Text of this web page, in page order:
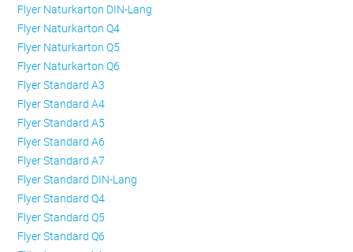
Flyer Naturkarton DIN-Lang
Flyer Naturkarton Q4
Flyer Naturkarton Q5
Flyer Naturkarton Q6
Flyer Standard A3
Flyer Standard A4
Flyer Standard A5
Flyer Standard A6
Flyer Standard A7
Flyer Standard DIN-Lang
Flyer Standard Q4
Flyer Standard Q5
Flyer Standard Q6